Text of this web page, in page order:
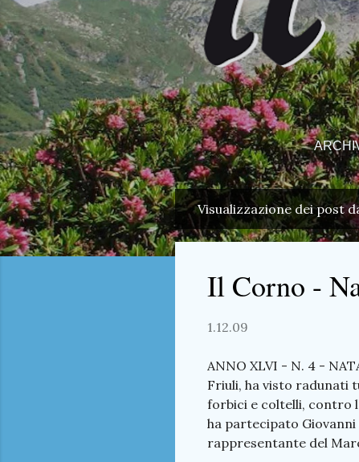
P
o
Visualizzazione dei post
Il Corno -
1.12.09
ANNO XLVI - N. 4 -
Friuli, ha visto radunati
forbici e coltelli, contro
ha partecipato Giovanni
rappresentante del